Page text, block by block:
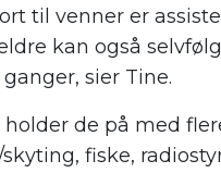
til venner er
kan også
sier Tine.
de på med
fiske,